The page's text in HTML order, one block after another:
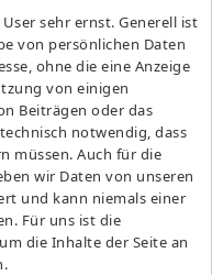
sehr ernst. Generell ist
von persönlichen Daten
ohne die eine Anzeige
von einigen
Beiträgen oder das
notwendig, dass
müssen. Auch für die
wir Daten von unseren
und kann niemals einer
Für uns ist die
die Inhalte der Seite an